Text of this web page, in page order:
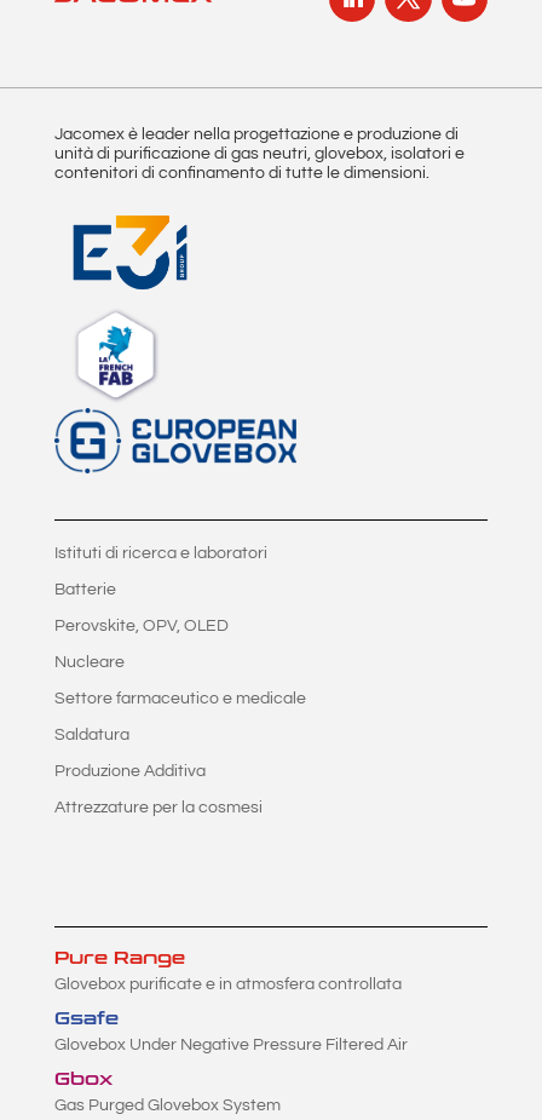
Jacomex è leader nella progettazione e produzione di
unità di purificazione di gas neutri, glovebox, isolatori e
contenitori di confinamento di tutte le dimensioni.
Istituti di ricerca e laboratori
Batterie
Perovskite, OPV, OLED
Nucleare
Settore farmaceutico e medicale
Saldatura
Produzione Additiva
Attrezzature per la cosmesi
Pure Range
Glovebox purificate e in atmosfera controllata
Gsafe
Glovebox Under Negative Pressure Filtered Air
Gbox
Gas Purged Glovebox System